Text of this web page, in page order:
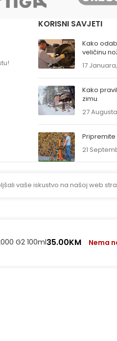
KORISNI SAVJETI
Kako
veličinu
17
Kako
zimu
27
21
vaše iskustvo na našoj web
G2 100ml35.00KM Nema